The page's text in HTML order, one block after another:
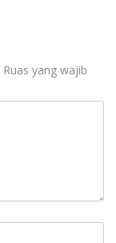
Ruas yang wajib